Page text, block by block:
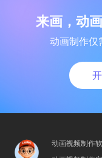
来画，动
动画制作仅
动画视频制作